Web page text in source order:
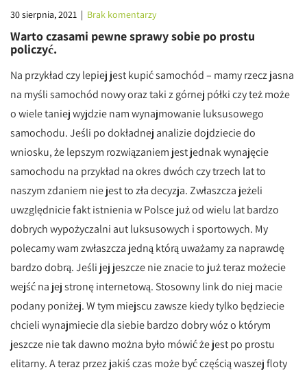
30 sierpnia, 2021 | Brak komentarzy
Warto czasami pewne sprawy sobie po prostu
policzyć.
Na przykład czy lepiej jest kupić samochód – mamy rzecz jasna
na myśli samochód nowy oraz taki z górnej półki czy też może
o wiele taniej wyjdzie nam wynajmowanie luksusowego
samochodu. Jeśli po dokładnej analizie dojdziecie do
wniosku, że lepszym rozwiązaniem jest jednak wynajęcie
samochodu na przykład na okres dwóch czy trzech lat to
naszym zdaniem nie jest to zła decyzja. Zwłaszcza jeżeli
uwzględnicie fakt istnienia w Polsce już od wielu lat bardzo
dobrych wypożyczalni aut luksusowych i sportowych. My
polecamy wam zwłaszcza jedną którą uważamy za naprawdę
bardzo dobrą. Jeśli jej jeszcze nie znacie to już teraz możecie
wejść na jej stronę internetową. Stosowny link do niej macie
podany poniżej. W tym miejscu zawsze kiedy tylko będziecie
chcieli wynajmiecie dla siebie bardzo dobry wóz o którym
jeszcze nie tak dawno można było mówić że jest po prostu
elitarny. A teraz przez jakiś czas może być częścią waszej floty